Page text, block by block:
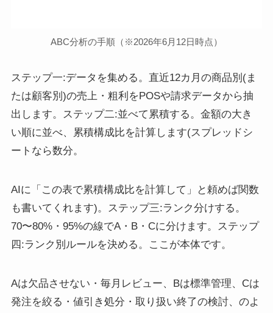
ABC分析の手順（※2026年6月12日時点）
ステップ一:データを集める。直近12カ月の商品別(ま
たは顧客別)の売上・粗利をPOSや請求データから抽
出します。ステップ二:並べて累積する。金額の大き
い順に並べ、累積構成比を計算します(スプレッドシ
ートなら数分。
AIに「この表で累積構成比を計算して」と頼めば関数
も書いてくれます)。ステップ三:ランク分けする。
70〜80%・95%の線でA・B・Cに分けます。ステップ
四:ランク別ルールを決める。ここが本体です。
Aは欠品させない・毎月レビュー、Bは標準管理、Cは
発注を絞る・値引き処分・取り扱い終了の検討、のよ